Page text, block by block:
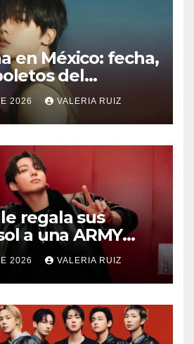
en México: fecha,
del
2026 VALERIA RUIZ
regala sus
a una ARMY
de BTS
2026 VALERIA RUIZ